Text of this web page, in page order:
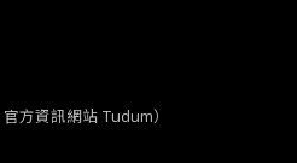
方資訊網站 Tudum）